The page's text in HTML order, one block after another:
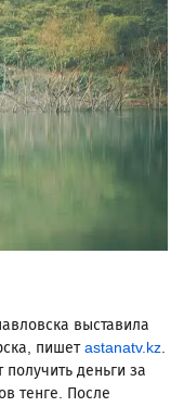
выставила
пишетastanatv.kz.
деньги за
тенге. После